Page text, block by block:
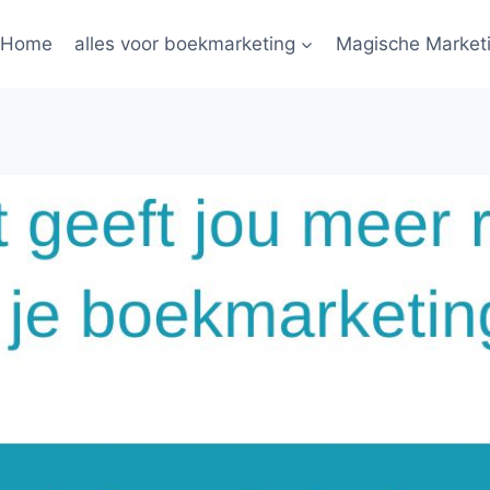
Home alles voor boekmarketing Magische